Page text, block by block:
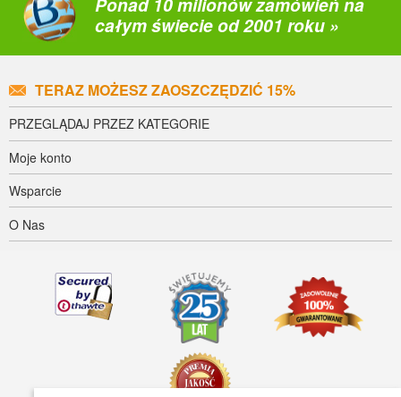
całym świecie od 2001 roku »
TERAZ MOŻESZ ZAOSZCZĘDZIĆ 15%
PRZEGLĄDAJ PRZEZ KATEGORIE
Moje konto
Wsparcie
O Nas